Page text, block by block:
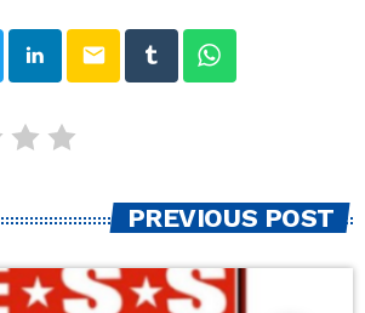
email
PREVIOUS POST